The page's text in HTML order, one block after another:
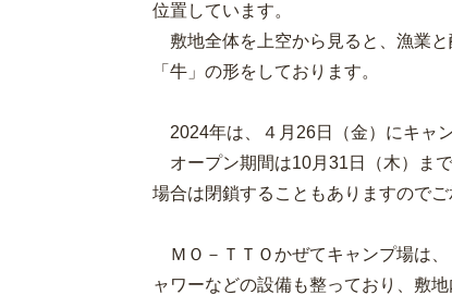
位置しています。
敷地全体を上空から見ると、漁業
「牛」の形をしております。
2024年は、４月26日（金）にキャ
オープン期間は10月31日（木）ま
場合は閉鎖することもありますのでご
ＭＯ－ＴＴＯかぜてキャンプ場は
ャワーなどの設備も整っており、敷